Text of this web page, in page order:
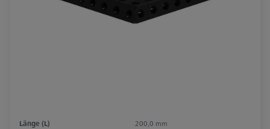
Länge (L)
200,0 mm